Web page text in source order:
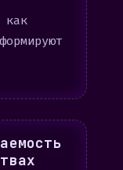
как